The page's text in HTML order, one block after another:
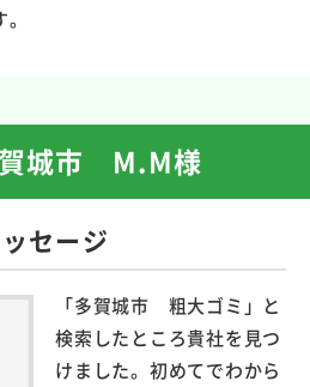
城市 M.M様
セージ
「多賀城市 粗大ゴミ」と
検索したところ貴社を見つ
けました。初めてでわから